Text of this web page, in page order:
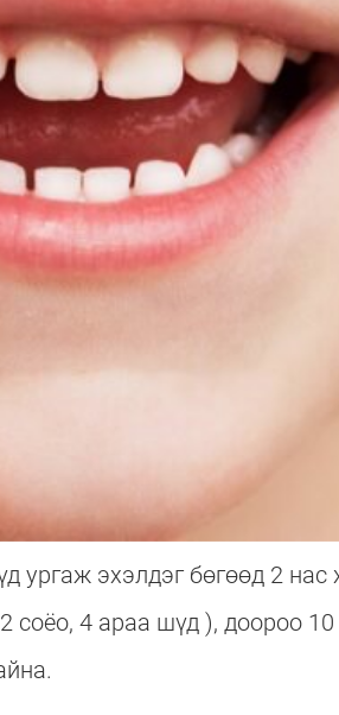
ургаж эхэлдэг бөгөөд 2 нас
4 араа шүд ), доороо 10